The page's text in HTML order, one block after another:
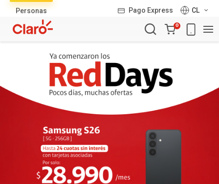
Personas Pago Express
CL
Carro
de
0
productos